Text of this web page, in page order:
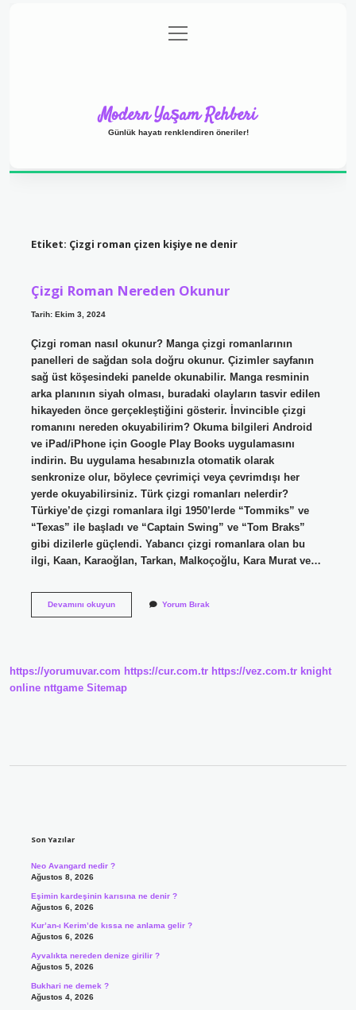
Gizlilik Politikası
menüyü
aç
Modern Yaşam Rehberi
Günlük hayatı renklendiren öneriler!
Etiket: Çizgi roman çizen kişiye ne denir
Çizgi Roman Nereden Okunur
Tarih: Ekim 3, 2024
Çizgi roman nasıl okunur? Manga çizgi romanlarının
panelleri de sağdan sola doğru okunur. Çizimler sayfanın
sağ üst köşesindeki panelde okunabilir. Manga resminin
arka planının siyah olması, buradaki olayların tasvir edilen
hikayeden önce gerçekleştiğini gösterir. İnvincible çizgi
romanını nereden okuyabilirim? Okuma bilgileri Android
ve iPad/iPhone için Google Play Books uygulamasını
indirin. Bu uygulama hesabınızla otomatik olarak
senkronize olur, böylece çevrimiçi veya çevrimdışı her
yerde okuyabilirsiniz. Türk çizgi romanları nelerdir?
Türkiye’de çizgi romanlara ilgi 1950’lerde “Tommiks” ve
“Texas” ile başladı ve “Captain Swing” ve “Tom Braks”
gibi dizilerle güçlendi. Yabancı çizgi romanlara olan bu
ilgi, Kaan, Karaoğlan, Tarkan, Malkoçoğlu, Kara Murat ve…
Devamını okuyunÇizgi
Yorum Bırak
https://yorumuvar.com https://cur.com.tr https://vez.com.tr knight
online nttgame Sitemap
Son Yazılar
Neo Avangard nedir ?
Ağustos 8, 2026
Eşimin kardeşinin karısına ne denir ?
Ağustos 6, 2026
Kur’an-ı Kerim’de kıssa ne anlama gelir ?
Ağustos 6, 2026
Ayvalıkta nereden denize girilir ?
Ağustos 5, 2026
Bukhari ne demek ?
Ağustos 4, 2026